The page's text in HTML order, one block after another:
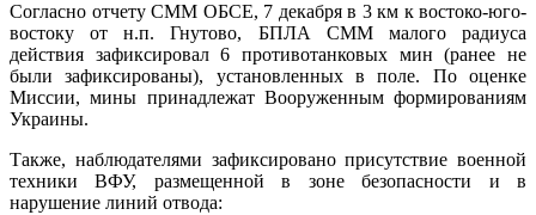
Согласно отчету СММ ОБСЕ, 7 декабря в 3 км к востоко-юго-
востоку от н.п. Гнутово, БПЛА СММ малого радиуса
действия зафиксировал 6 противотанковых мин (ранее не
были зафиксированы), установленных в поле. По оценке
Миссии, мины принадлежат Вооруженным формированиям
Украины.
Также, наблюдателями зафиксировано присутствие военной
техники ВФУ, размещенной в зоне безопасности и в
нарушение линий отвода: